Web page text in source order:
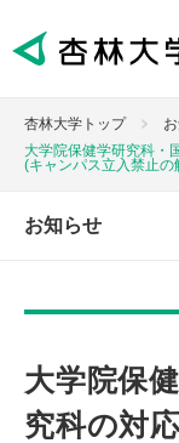
杏林大学トップ
大学院保健学研究科・
(キャンパス立入禁止
お知らせ
大学院保
究科の対